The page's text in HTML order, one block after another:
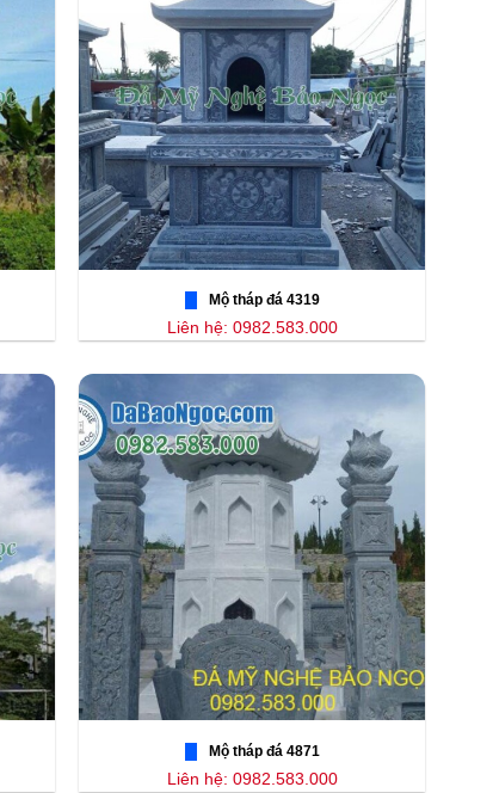
Mộ tháp đá 4319
Liên hệ: 0982.583.000
Mộ tháp đá 4871
Liên hệ: 0982.583.000